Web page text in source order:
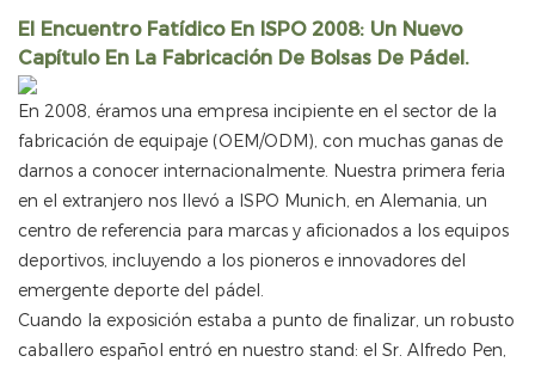
El Encuentro Fatídico En ISPO 2008: Un Nuevo
Capítulo En La Fabricación De Bolsas De Pádel.
En 2008, éramos una empresa incipiente en el sector de la
fabricación de equipaje (OEM/ODM), con muchas ganas de
darnos a conocer internacionalmente. Nuestra primera feria
en el extranjero nos llevó a ISPO Munich, en Alemania, un
centro de referencia para marcas y aficionados a los equipos
deportivos, incluyendo a los pioneros e innovadores del
emergente deporte del pádel.
Cuando la exposición estaba a punto de finalizar, un robusto
caballero español entró en nuestro stand: el Sr. Alfredo Pen,